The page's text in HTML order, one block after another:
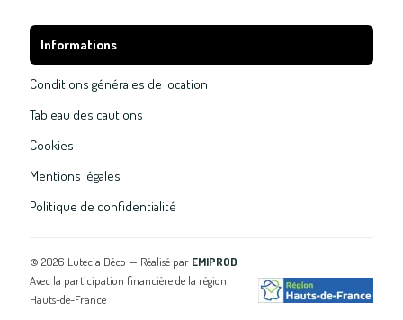
Informations
Conditions générales de location
Tableau des cautions
Cookies
Mentions légales
Politique de confidentialité
© 2026 Lutecia Déco — Réalisé par EMIPROD
Avec la participation financière de la région
Hauts-de-France